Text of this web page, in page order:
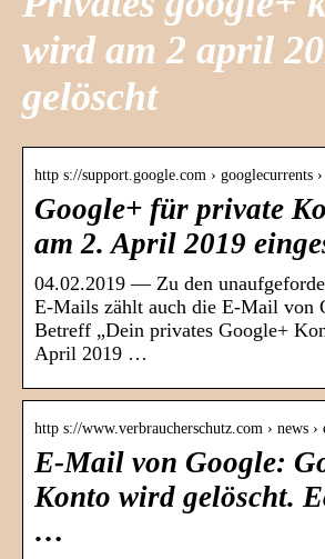
wird am 2 april
gelöscht
http s://support.google.com › googlecurrents
Google+ für private
am 2. April 2019
04.02.2019 — Zu den
E-Mails zählt auch die E-Mail von
Betreff „Dein privates Google+
April 2019 …
http s://www.verbraucherschutz.com › news
E-Mail von Google:
Konto wird gelöscht.
…